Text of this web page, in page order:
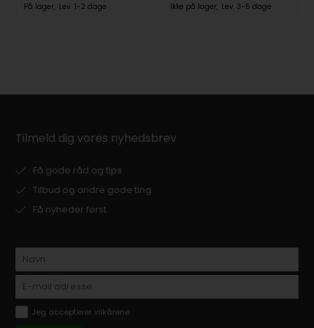
På lager Lev. 1-2 dage Ikke på lager Lev. 3-5 dage
Jeg accepterer vilkårene
Tilmeld dig vores nyhedsbrev
Få gode råd og tips
Tilbud og andre gode ting
Få nyheder først